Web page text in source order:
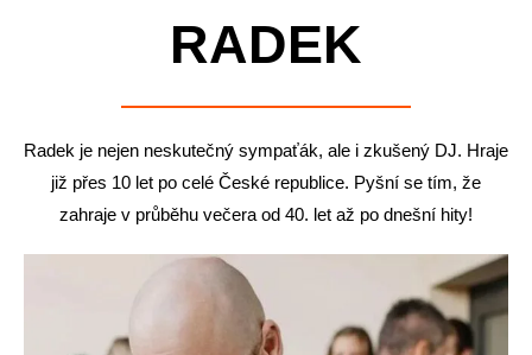
RADEK
Radek je nejen neskutečný sympaťák, ale i zkušený DJ. Hraje
již přes 10 let po celé České republice. Pyšní se tím, že
zahraje v průběhu večera od 40. let až po dnešní hity!